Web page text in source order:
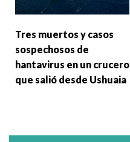
Tres muertos y casos
sospechosos de
hantavirus en un crucero
que salió desde Ushuaia